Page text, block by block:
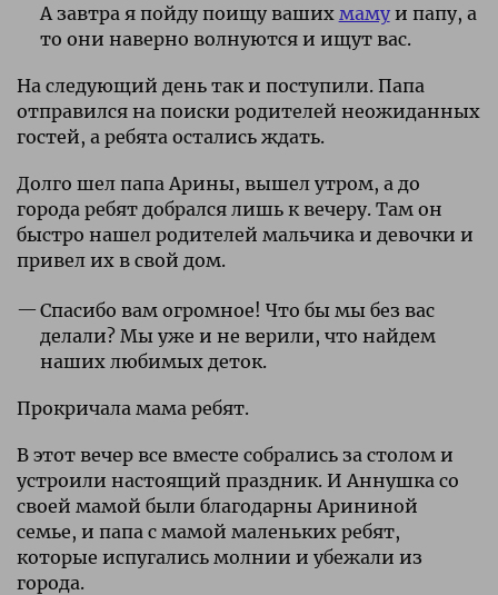
А завтра я пойду поищу ваших мамуи папу, а
то они наверно волнуются и ищут вас.
На следующий день так и поступили. Папа
отправился на поиски родителей неожиданных
гостей, а ребята остались ждать.
Долго шел папа Арины, вышел утром, а до
города ребят добрался лишь к вечеру. Там он
быстро нашел родителей мальчика и девочки и
привел их в свой дом.
Спасибо вам огромное! Что бы мы без вас
делали? Мы уже и не верили, что найдем
наших любимых деток.
Прокричала мама ребят.
В этот вечер все вместе собрались за столом и
устроили настоящий праздник. И Аннушка со
своей мамой были благодарны Арининой
семье, и папа с мамой маленьких ребят,
которые испугались молнии и убежали из
города.